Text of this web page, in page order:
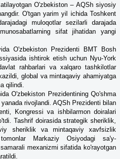
O'zbekiston – AQSh siyosiy
O'tgan yarim yil ichida Toshkent
muloqotlar sezilarli darajada
sifat jihatidan yangi
O'zbekiston Prezidenti BMT Bosh
ishtirok etish uchun Nyu-York
rahbarlari va xalqaro tashkilotlar
global va mintaqaviy ahamiyatga
qilindi.
O'zbekiston Prezidentining Qo'shma
rivojlandi. AQSh Prezidenti bilan
Kongressi va ishbilarmon doiralari
Tashrif doirasida strategik sheriklik,
sheriklik va mintaqaviy xavfsizlik
Markaziy Osiyodagi sa'y-
mexanizmi sifatida ko'rayotgan